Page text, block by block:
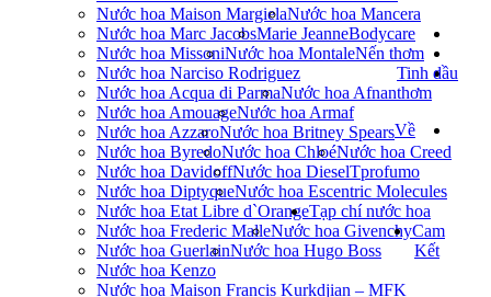
Nước hoa Maison MargielaNước hoa Mancera
Nước hoa Marc JacobsMarie Jeanne
Nước hoa MissoniNước hoa Montale
Nước hoa Narciso Rodriguez
Nước hoa Acqua di ParmaNước hoa Afnan
Nước hoa AmouageNước hoa Armaf
Nước hoa AzzaroNước hoa Britney Spears
Nước hoa ByredoNước hoa ChloéNước hoa Creed
Nước hoa DavidoffNước hoa Diesel
Nước hoa DiptyqueNước hoa Escentric Molecules
Nước hoa Etat Libre d`Orange
Nước hoa Frederic MalleNước hoa Givenchy
Nước hoa GuerlainNước hoa Hugo Boss
Nước hoa Kenzo
Nước hoa Maison Francis Kurkdjian – MFK
Bodycare
Nến thơm
Tinh dầu
thơm
Về
Tprofumo
Tạp chí nước hoa
Cam
Kết